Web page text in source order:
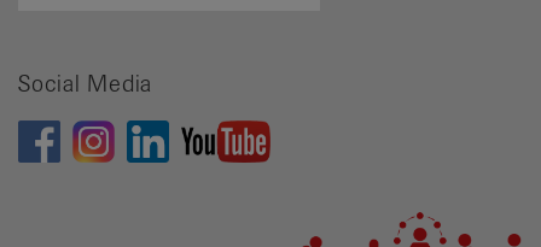
Social Media